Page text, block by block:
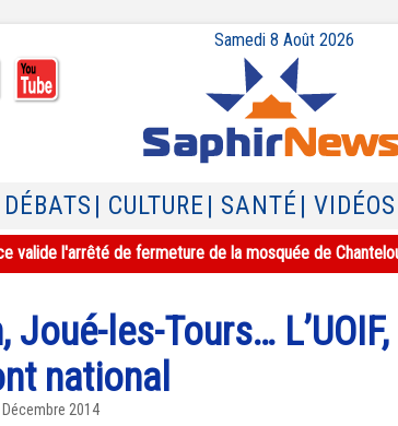
Samedi 8 Août 2026
| DÉBATS | CULTURE | SANTÉ | VIDÉOS
valide l'arrêté de fermeture de la mosquée de
Joué-les-Tours…
national
Décembre 2014